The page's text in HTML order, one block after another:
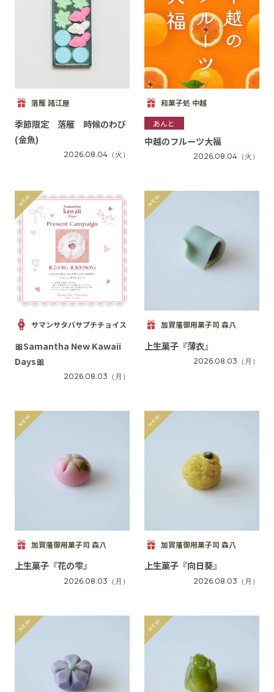
落雁 諸江屋
季節限定 落雁 時候のわび
(金魚)
2026.08.04 （火）
和菓子処 中越
あんと
中越のフルーツ大福
2026.08.04 （火）
サマンサタバサプチチョイス
🎀Samantha New Kawaii
Days🎀
2026.08.03 （月）
加賀藩御用菓子司 森八
上生菓子『薄衣』
2026.08.03 （月）
加賀藩御用菓子司 森八
上生菓子『花の雫』
2026.08.03 （月）
加賀藩御用菓子司 森八
上生菓子『向日葵』
2026.08.03 （月）